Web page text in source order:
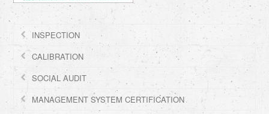
INSPECTION
CALIBRATION
SOCIAL AUDIT
MANAGEMENT SYSTEM CERTIFICATION